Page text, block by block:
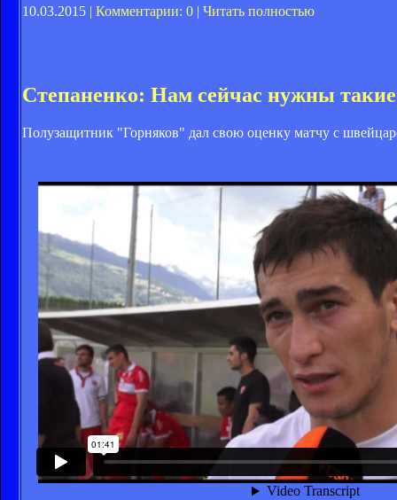
10.03.2015 | Комментарии: 0 | Читать полностью
Степаненко: Нам сейчас нужны
Полузащитник "Горняков" дал свою оценку матчу с